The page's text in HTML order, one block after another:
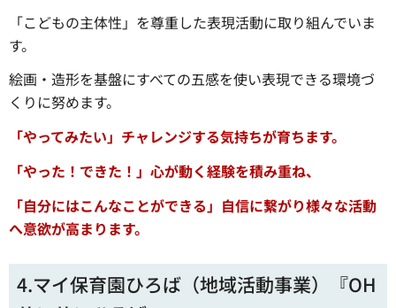
「こどもの主体性」を尊重した表現活動に取り組んでいま
す。
絵画・造形を基盤にすべての五感を使い表現できる環境づ
くりに努めます。
「やってみたい」チャレンジする気持ちが育ちます。
「やった！できた！」心が動く経験を積み重ね、
「自分にはこんなことができる」自信に繋がり様々な活動
へ意欲が高まります。
4.マイ保育園ひろば（地域活動事業）『OH